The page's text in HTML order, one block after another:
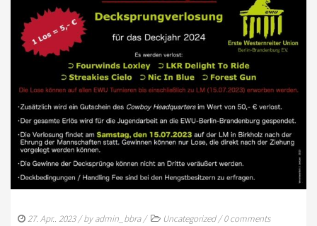
EWU NEWS
TERMINE
KURSÜBERSICHT 2026 – EWU BERLIN-
BRANDENBURG
WESTERNREITER ONLINE
WESTERNREITEN
TURNIERSPORT
KADER
27. Apr.. 2023/ byadmin_bbra/ Uncategorized/0 comments